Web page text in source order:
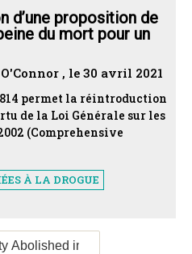
d’une proposition de
du mort pour un
, le 30 avril 2021
permet la réintroduction
de la Loi Générale sur les
(Comprehensive
À LA DROGUE